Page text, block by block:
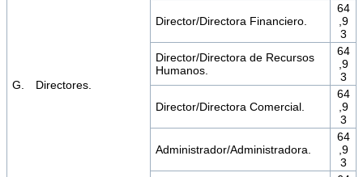
G. Directores.
Director/Directora Financiero.
64
,9
3
Director/Directora de Recursos
Humanos.
64
,9
3
Director/Directora Comercial.
64
,9
3
Administrador/Administradora.
64
,9
3